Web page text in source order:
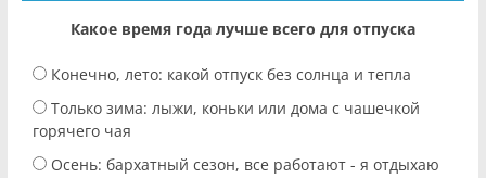
Какое время года лучше всего для отпуска
Конечно, лето: какой отпуск без солнца и тепла
Только зима: лыжи, коньки или дома с чашечкой
горячего чая
Осень: бархатный сезон, все работают - я отдыхаю